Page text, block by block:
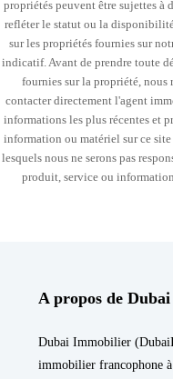
propriétés peuvent être sujettes à
refléter le statut ou la
sur les propriétés fournies sur
indicatif. Avant de prendre toute
fournies sur la propriété,
contacter directement l'agent
informations les plus récentes et
information ou matériel sur ce
lesquels nous ne serons pas
produit, service ou
A propos de
Dubai Immobilier
immobilier francophone